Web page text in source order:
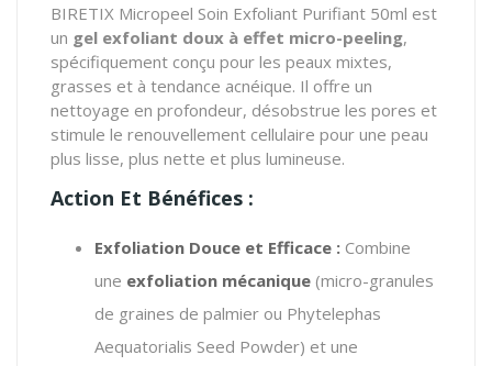
BIRETIX Micropeel Soin Exfoliant Purifiant 50ml est
un gel exfoliant doux à effet micro-peeling,
spécifiquement conçu pour les peaux mixtes,
grasses et à tendance acnéique. Il offre un
nettoyage en profondeur, désobstrue les pores et
stimule le renouvellement cellulaire pour une peau
plus lisse, plus nette et plus lumineuse.
Action Et Bénéfices :
Exfoliation Douce et Efficace : Combine
une exfoliation mécanique (micro-granules
de graines de palmier ou Phytelephas
Aequatorialis Seed Powder) et une